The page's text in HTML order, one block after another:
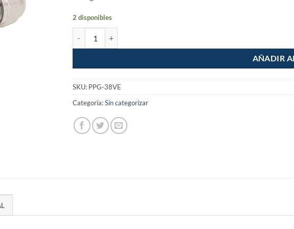
2 disponibles
AÑADIR
SKU: PPG-38VE
Categoría:Sin categorizar